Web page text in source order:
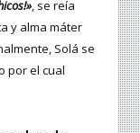
, se reía
y alma máter
Solá se
por el cual